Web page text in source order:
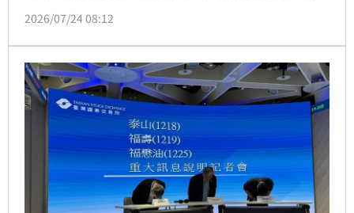
驗出合格的19批油品可重新上架，但泰山決定一律下架
去煉生質燃油，至少能為環保盡一份力。
2026/07/24 08:12